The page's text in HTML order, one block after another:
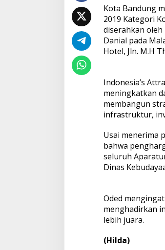
Kota Bandung
2019 Kategori
diserahkan oleh
Danial pada
Hotel, Jln. M.H
Indonesia’s
meningkatkan
membangun
infrastruktur,
Usai menerima
bahwa
seluruh
Dinas
Oded
menghadirkan
lebih juara.
(Hilda)